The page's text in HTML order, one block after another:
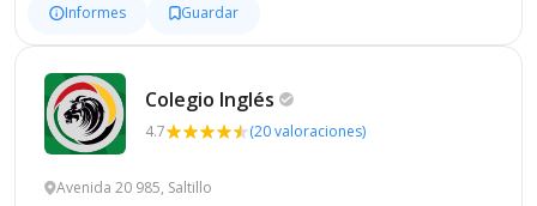
Informes Guardar
Colegio Inglés
4.7 (20 valoraciones)
Avenida 20 985, Saltillo